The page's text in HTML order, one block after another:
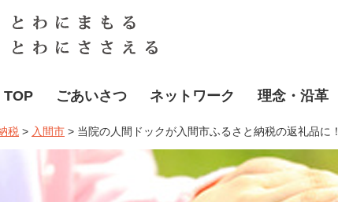
TOP ごあいさつ ネットワーク 理念・沿革
税 > 入間市 > 当院の人間ドックが入間市ふるさと納税の返礼品に！